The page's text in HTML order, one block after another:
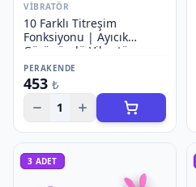
VIBRATÖR
10 Farklı Titreşim
Fonksiyonu | Ayıcık
Görünümlü Vibratör
PERAKENDE
453 ₺
1
3 ADET